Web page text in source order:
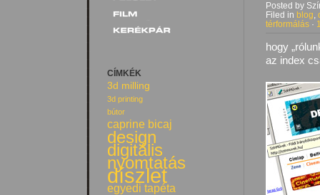
Posted by
Filed in blog,
térformálás ·
hogy
az index
CÍMKÉK
3d milling
3d printing
bútor
caprine bicaj
design
digitális
nyomtatás
díszlet
egyedi tapéta